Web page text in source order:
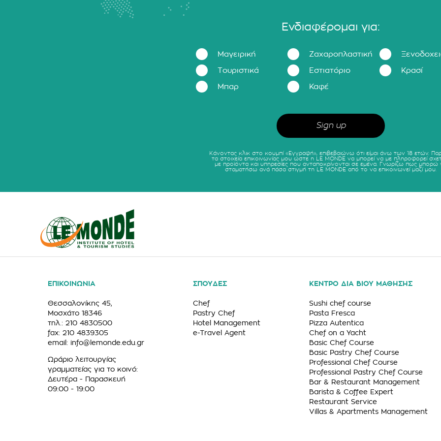
Ενδιαφέρομαι για:
Μαγειρική Ζαχαροπλαστική
Τουριστικά Εστιατόριο Κρασί
Μπαρ Καφέ
Κάνοντας κλικ στο κουμπί «Εγγραφή», επιβεβαιώνω ότι είμαι άνω των 18 ετών.
τα στοιχεία επικοινωνίας μου ώστε η LE MONDE να μπορεί να με πληροφορεί
με προϊόντα και υπηρεσίες που ανταποκρίνονται σε εμένα. Γνωρίζω πως μπορώ
σταματήσω ανά πάσα στιγμή τη LE MONDE από το να επικοινωνεί μαζί μου.
ΕΠΙΚΟΙΝΩΝΙΑ
Θεσσαλονίκης 45,
Μοσχάτο 18346
τηλ.: 210 4830500
fax: 210 4839305
email: info@lemonde.edu.gr
Ωράριο λειτουργίας
γραμματείας για το κοινό:
Δευτέρα - Παρασκευή
09:00 - 19:00
ΣΠΟΥΔΕΣ
Chef
Pastry Chef
Hotel Management
e-Travel Agent
ΚΕΝΤΡΟ ΔΙΑ ΒΙΟΥ ΜΑΘΗΣΗΣ
Sushi chef course
Pasta Fresca
Pizza Autentica
Chef on a Yacht
Basic Chef Course
Basic Pastry Chef Course
Professional Chef Course
Professional Pastry Chef Course
Bar & Restaurant Management
Barista & Coffee Expert
Restaurant Service
Villas & Apartments Management